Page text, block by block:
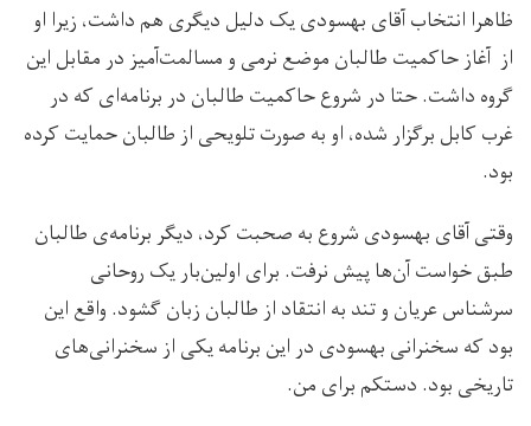
ظاهرا انتخاب آقای بهسودی یک دلیل دیگری هم داشت، زیرا او
از آغاز حاکمیت طالبان موضع نرمی و مسالمت‌آمیز در مقابل این
گروه داشت. حتا در شروع حاکمیت طالبان در برنامه‌ای که در
غرب کابل برگزار شده، او به صورت تلویحی از طالبان حمایت کرده
بود.
وقتی آقای بهسودی شروع به صحبت کرد، دیگر برنامه‌ی طالبان
طبق خواست آن‌ها پیش نرفت. برای اولین‌بار یک روحانی
سرشناس عریان و تند به انتقاد از طالبان زبان گشود. واقع این
بود که سخنرانی بهسودی در این برنامه یکی از سخنرانی‌های
تاریخی بود. دستکم برای من.